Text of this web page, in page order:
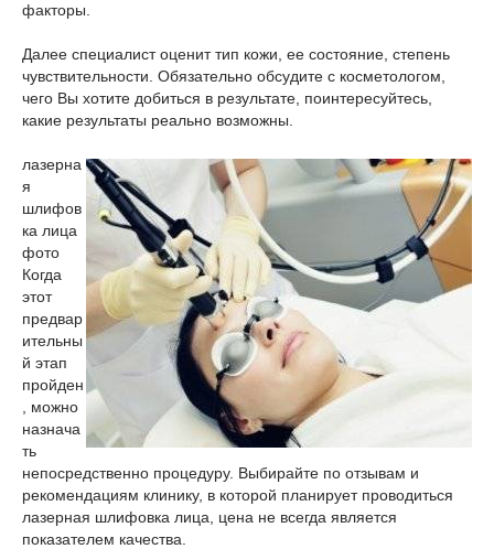
факторы.
Далее специалист оценит тип кожи, ее состояние, степень
чувствительности. Обязательно обсудите с косметологом,
чего Вы хотите добиться в результате, поинтересуйтесь,
какие результаты реально возможны.
лазерна
я
шлифов
ка лица
фото
Когда
этот
предвар
ительны
й этап
пройден
, можно
назнача
ть
непосредственно процедуру. Выбирайте по отзывам и
рекомендациям клинику, в которой планирует проводиться
лазерная шлифовка лица, цена не всегда является
показателем качества.